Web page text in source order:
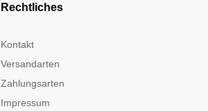
Rechtliches
Kontakt
Versandarten
Zahlungsarten
Impressum